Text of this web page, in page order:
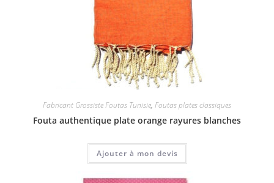
Fabricant Grossiste Foutas Tunisie, Foutas plates classiques
Fouta authentique plate orange rayures blanches
Ajouter à mon devis